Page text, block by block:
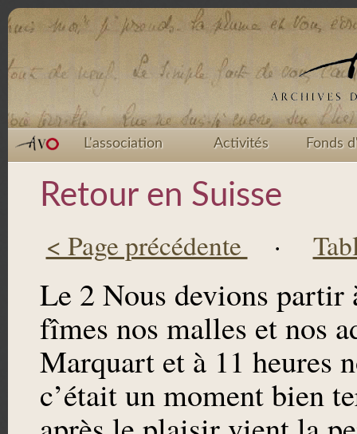
L'association Activités Fonds
Retour en Suisse
< Page précédente ·
Le 2 Nous devions partir
fîmes nos malles et nos
Marquart et à 11 heures
c’était un moment bien